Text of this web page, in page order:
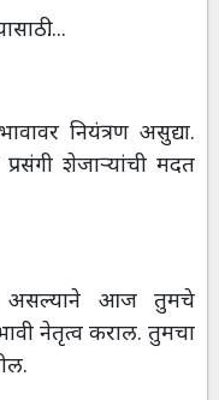
नियंत्रण असुद्या.
प्रसंगी शेजाऱ्यांची मदत
असल्याने आज तुमचे
नेतृत्व कराल. तुमचा